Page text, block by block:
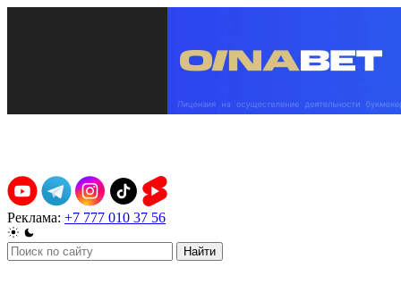
Реклама: +7 777 010 37 56
Найти